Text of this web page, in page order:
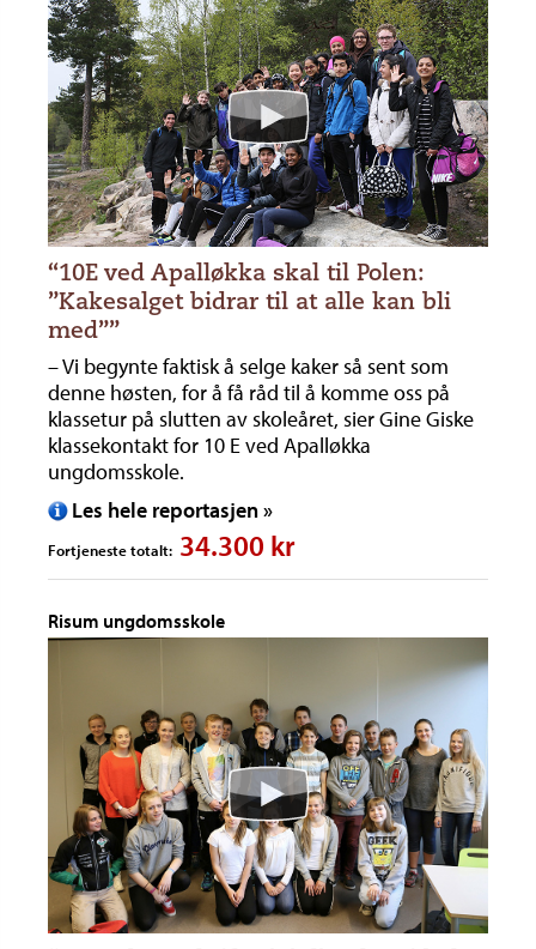
“10E ved Apalløkka skal til Polen:
”Kakesalget bidrar til at alle kan bli
med””
– Vi begynte faktisk å selge kaker så sent som
denne høsten, for å få råd til å komme oss på
klassetur på slutten av skoleåret, sier Gine Giske
klassekontakt for 10 E ved Apalløkka
ungdomsskole.
Les hele reportasjen »
Fortjeneste totalt: 34.300 kr
Risum ungdomsskole